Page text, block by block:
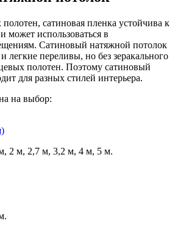
сатиновая пленка устойчива к
может использоваться в
Сатиновый натяжной потолок
легкие переливы, но без зеракального
полотен. Поэтому сатиновый
для разных стилей интерьера.
на выбор:
2 м, 2,7 м, 3,2 м, 4 м, 5 м.